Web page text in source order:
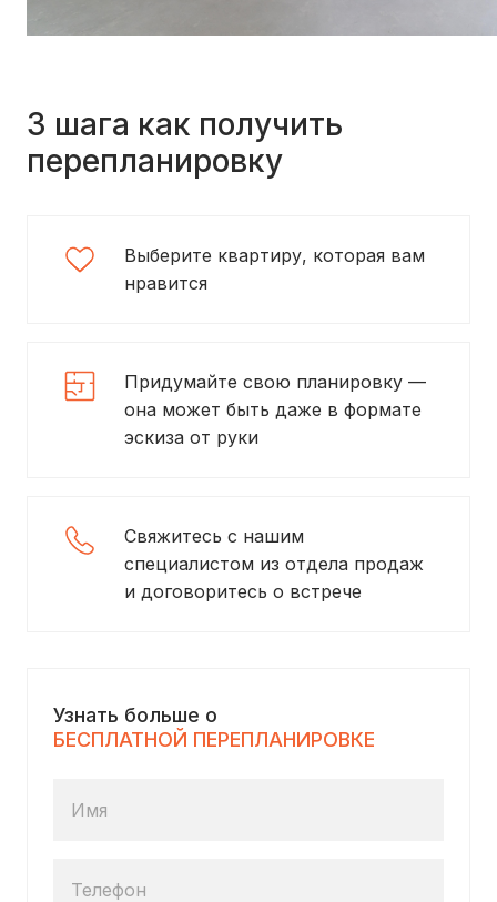
3 шага как получить
перепланировку
Выберите квартиру, которая вам
нравится
Придумайте свою планировку —
она может быть даже в формате
эскиза от руки
Свяжитесь с нашим
специалистом из отдела продаж
и договоритесь о встрече
Узнать больше о
БЕСПЛАТНОЙ ПЕРЕПЛАНИРОВКЕ
Имя
Телефон